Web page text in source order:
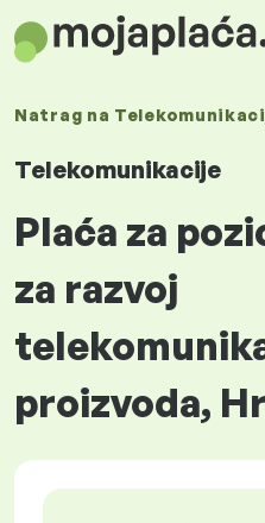
Natrag na
Telekomunikacije
Plaća za
za razvoj
proizvoda,